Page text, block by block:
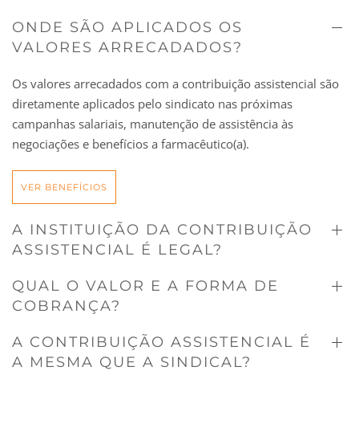
ONDE SÃO APLICADOS OS
VALORES ARRECADADOS?
Os valores arrecadados com a contribuição assistencial são
diretamente aplicados pelo sindicato nas próximas
campanhas salariais, manutenção de assistência às
negociações e benefícios a farmacêutico(a).
VER BENEFÍCIOS
A INSTITUIÇÃO DA CONTRIBUIÇÃO
ASSISTENCIAL É LEGAL?
QUAL O VALOR E A FORMA DE
COBRANÇA?
A CONTRIBUIÇÃO ASSISTENCIAL É
A MESMA QUE A SINDICAL?